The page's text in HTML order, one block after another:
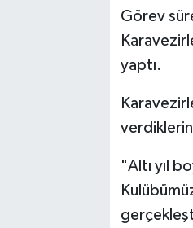
Görev
yaptı.
"Altı yıl